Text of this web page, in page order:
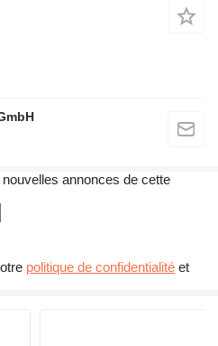
annonces de cette
politique de confidentialité et